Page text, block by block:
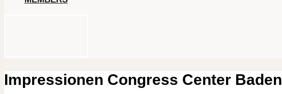
Impressionen Congress Center Baden